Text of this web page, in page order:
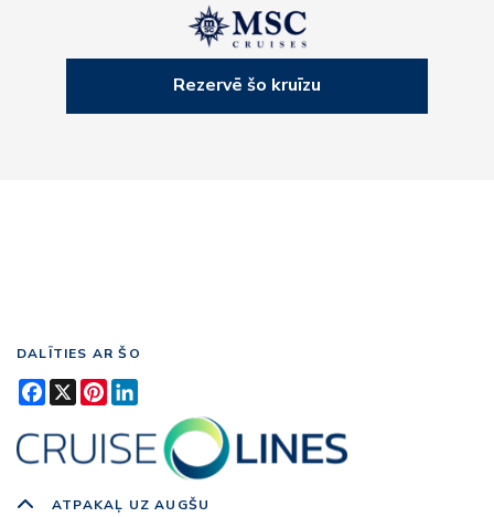
Rezervē šo kruīzu
DALĪTIES AR ŠO
Facebook
X Pinterest
ATPAKAĻ UZ AUGŠU